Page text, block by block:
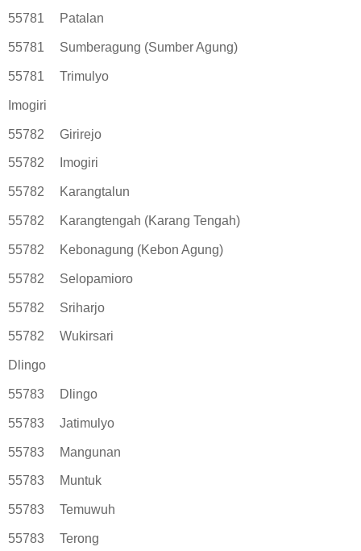
55781 Patalan
55781 Sumberagung (Sumber Agung)
55781 Trimulyo
Imogiri
55782 Girirejo
55782 Imogiri
55782 Karangtalun
55782 Karangtengah (Karang Tengah)
55782 Kebonagung (Kebon Agung)
55782 Selopamioro
55782 Sriharjo
55782 Wukirsari
Dlingo
55783 Dlingo
55783 Jatimulyo
55783 Mangunan
55783 Muntuk
55783 Temuwuh
55783 Terong